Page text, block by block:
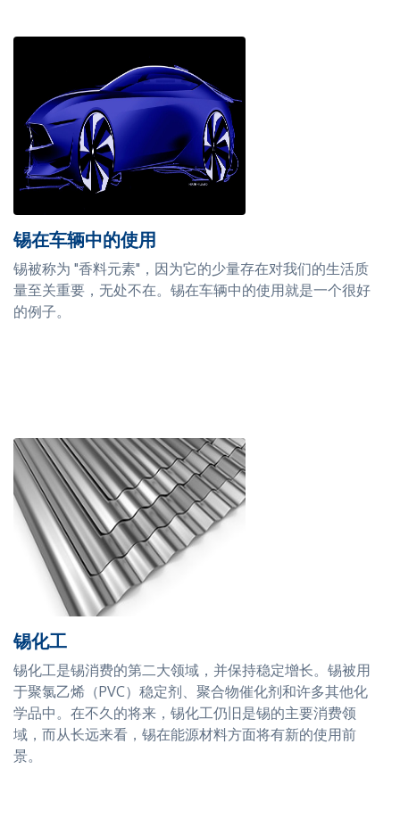
锡在车辆中的使用
锡被称为 "香料元素"，因为它的少量存在对我们的生活质
量至关重要，无处不在。锡在车辆中的使用就是一个很好
的例子。
锡化工
锡化工是锡消费的第二大领域，并保持稳定增长。锡被用
于聚氯乙烯（PVC）稳定剂、聚合物催化剂和许多其他化
学品中。在不久的将来，锡化工仍旧是锡的主要消费领
域，而从长远来看，锡在能源材料方面将有新的使用前
景。